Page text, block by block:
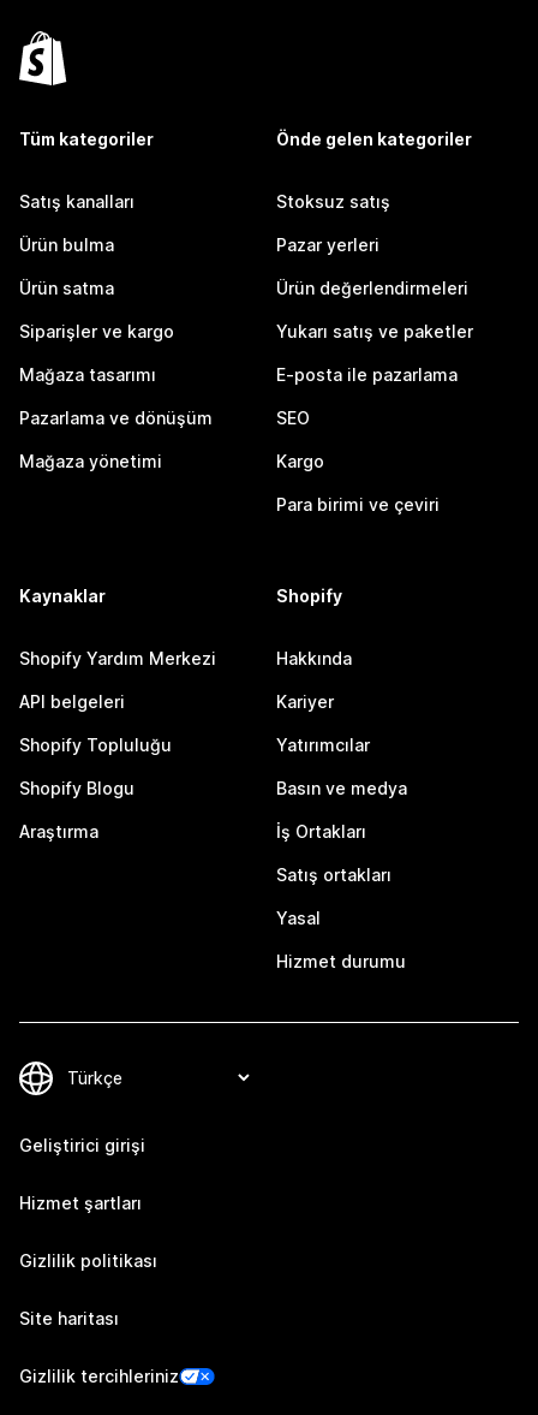
Tüm kategoriler
Satış kanalları
Ürün bulma
Ürün satma
Siparişler ve kargo
Mağaza tasarımı
Pazarlama ve dönüşüm
Mağaza yönetimi
Önde gelen kategoriler
Stoksuz satış
Pazar yerleri
Ürün değerlendirmeleri
Yukarı satış ve paketler
E-posta ile pazarlama
SEO
Kargo
Para birimi ve çeviri
Kaynaklar
Shopify Yardım Merkezi
API belgeleri
Shopify Topluluğu
Shopify Blogu
Araştırma
Shopify
Hakkında
Kariyer
Yatırımcılar
Basın ve medya
İş Ortakları
Satış ortakları
Yasal
Hizmet durumu
Geliştirici girişi
Hizmet şartları
Gizlilik politikası
Site haritası
Gizlilik tercihleriniz